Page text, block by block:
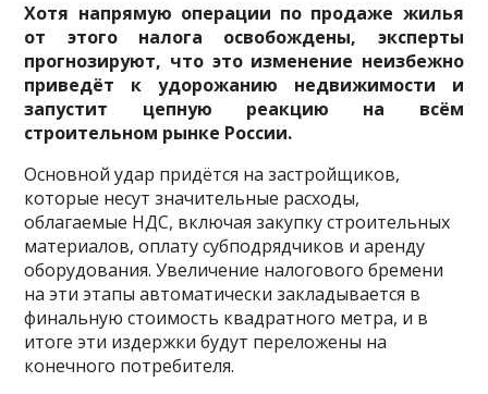
Хотя напрямую операции по продаже жилья
от этого налога освобождены, эксперты
прогнозируют, что это изменение неизбежно
приведёт к удорожанию недвижимости и
запустит цепную реакцию на всём
строительном рынке России.
Основной удар придётся на застройщиков,
которые несут значительные расходы,
облагаемые НДС, включая закупку строительных
материалов, оплату субподрядчиков и аренду
оборудования. Увеличение налогового бремени
на эти этапы автоматически закладывается в
финальную стоимость квадратного метра, и в
итоге эти издержки будут переложены на
конечного потребителя.